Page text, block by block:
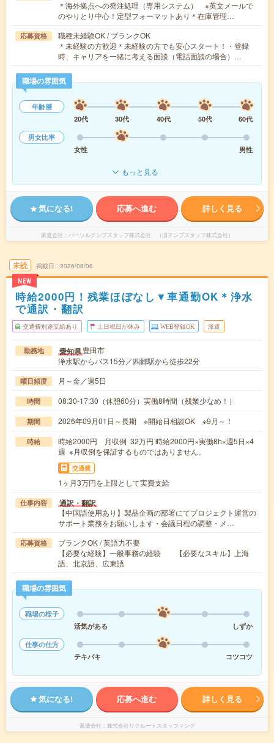
＊海外拠点への発注処理（専用システム） ※英文メールで
のやりとり中心！定型フォーマットあり＊在庫管理…
応募資格
職種未経験OK / ブランクOK
＊未経験の方歓迎＊未経験の方でも安心スタート！・登録
時、キャリアを一緒に考える面談（電話面談の場合）…
職場の雰囲気
年齢層
20代
30代 40代 50代
60代
男女比率
女性
男性
もっと見る
気になる! 応募へ進む 詳しく見る
派遣会社 パーソルテンプスタッフ株式会社 （旧テンプスタッフ株式会社）
未読
NEW
掲載日 2026/08/06
時給2000円！残業ほぼなし▼車通勤OK＊浄水
で通訳・翻訳
交通費別途支給あり 土日祝日が休み WEB登録OK 派遣
勤務地 愛知県豊田市
浄水駅からバス15分／四郷駅から徒歩22分
曜日頻度 月～金／週5日
時間 08:30-17:30（休憩60分）実働8時間（残業少なめ！）
期間 2026年09月01日～長期 ※開始日相談OK ※9月～！
時給
時給2000円 月収例 32万円 時給2000円×実働8h×週5日×4
週 ※月収例を保証するものではありません。
交通費
1ヶ月3万円を上限として実費支給
仕事内容 通訳・翻訳
【中国語使用あり】製品企画の部署にてプロジェクト運営の
サポート業務をお願いします・会議日程の調整・メ…
応募資格
ブランクOK / 英語力不要
【必要な経験】一般事務の経験 【必要なスキル】上海
語、北京語、広東語
職場の雰囲気
職場の様子
活気がある
しずか
仕事の仕方
テキパキ
コツコツ
気になる! 応募へ進む 詳しく見る
派遣会社 株式会社リクルートスタッフィング